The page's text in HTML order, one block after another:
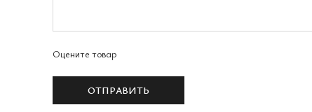
Оцените товар
ОТПРАВИТЬ